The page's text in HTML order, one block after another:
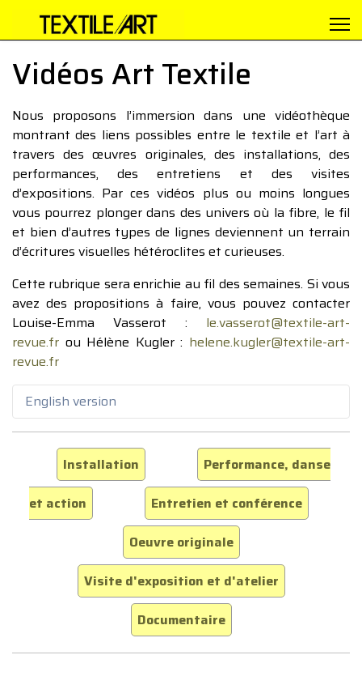
Vidéos Art Textile
Nous proposons l’immersion dans une vidéothèque
montrant des liens possibles entre le textile et l’art à
travers des œuvres originales, des installations, des
performances, des entretiens et des visites
d’expositions. Par ces vidéos plus ou moins longues
vous pourrez plonger dans des univers où la fibre, le fil
et bien d’autres types de lignes deviennent un terrain
d’écritures visuelles hétéroclites et curieuses.
Cette rubrique sera enrichie au fil des semaines. Si vous
avez des propositions à faire, vous pouvez contacter
Louise-Emma Vasserot : le.vasserot@textile-art-
revue.fr ou Hélène Kugler : helene.kugler@textile-art-
revue.fr
English version
Installation
Performance, danse
et action
Entretien et conférence
Oeuvre originale
Visite d'exposition et d'atelier
Documentaire